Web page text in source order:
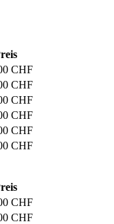
CHF
CHF
CHF
CHF
CHF
CHF
CHF
CHF